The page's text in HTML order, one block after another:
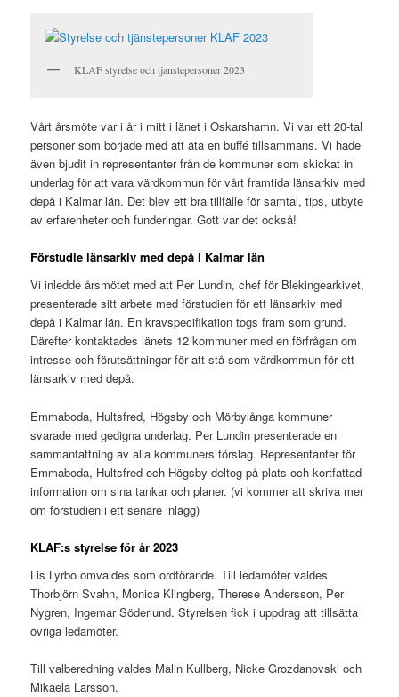
KLAF styrelse och tjanstepersoner 2023
Vårt årsmöte var i år i mitt i länet i Oskarshamn. Vi var ett 20-tal
personer som började med att äta en buffé tillsammans. Vi hade
även bjudit in representanter från de kommuner som skickat in
underlag för att vara värdkommun för vårt framtida länsarkiv med
depå i Kalmar län. Det blev ett bra tillfälle för samtal, tips, utbyte
av erfarenheter och funderingar. Gott var det också!
Förstudie länsarkiv med depå i Kalmar län
Vi inledde årsmötet med att Per Lundin, chef för Blekingearkivet,
presenterade sitt arbete med förstudien för ett länsarkiv med
depå i Kalmar län. En kravspecifikation togs fram som grund.
Därefter kontaktades länets 12 kommuner med en förfrågan om
intresse och förutsättningar för att stå som värdkommun för ett
länsarkiv med depå.
Emmaboda, Hultsfred, Högsby och Mörbylånga kommuner
svarade med gedigna underlag. Per Lundin presenterade en
sammanfattning av alla kommuners förslag. Representanter för
Emmaboda, Hultsfred och Högsby deltog på plats och kortfattad
information om sina tankar och planer. (vi kommer att skriva mer
om förstudien i ett senare inlägg)
KLAF:s styrelse för år 2023
Lis Lyrbo omvaldes som ordförande. Till ledamöter valdes
Thorbjörn Svahn, Monica Klingberg, Therese Andersson, Per
Nygren, Ingemar Söderlund. Styrelsen fick i uppdrag att tillsätta
övriga ledamöter.
Till valberedning valdes Malin Kullberg, Nicke Grozdanovski och
Mikaela Larsson.